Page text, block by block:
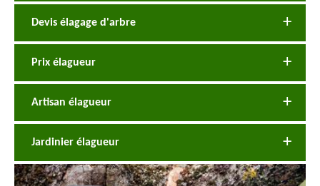
Devis élagage d'arbre
Prix élagueur
Artisan élagueur
Jardinier élagueur